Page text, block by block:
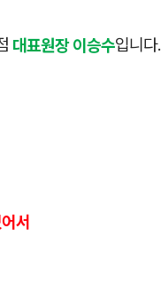
대표원장 이승수입니다.
서